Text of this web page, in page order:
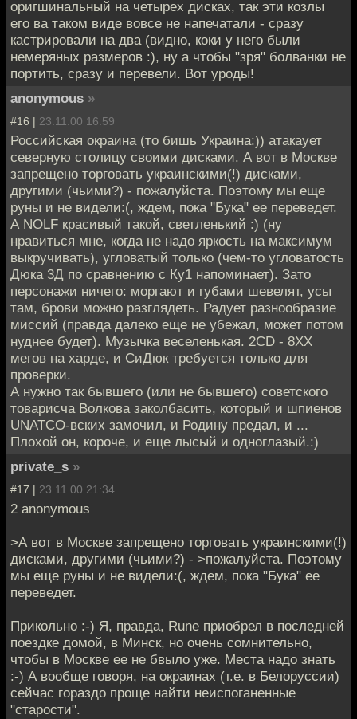
оригшинальный на четырех дисках, так эти козлы
его ва таком виде вовсе не напечатали - сразу
кастрировали на два (видно, коки у него были
немеряных размеров :), ну а чтобы "зря" болванки не
портить, сразу и перевели. Вот уроды!
anonymous »
#16 | 23.11.00 16:59
Российская окраина (то бишь Украина:)) атакаует
северную столицу своими дисками. А вот в Москве
запрещено торговать украинскими(!) дисками,
другими (чьими?) - пожалуйста. Поэтому мы еще
руны и не видели:(, ждем, пока "Бука" ее переведет.
А NOLF красивый такой, светленький :) (ну
нравиться мне, когда не надо яркость на максимум
выкручивать), угловатый только (чем-то угловатость
Дюка 3Д по сравнению с Ку1 напоминает). Зато
персонажи ничего: моргают и губами шевелят, усы
там, брови можно разглядеть. Радует разнообразие
миссий (правда далеко еще не убежал, может потом
нуднее будет). Музычка веселенькая. 2CD - 8XX
мегов на харде, и СиДюк требуется только для
проверки.
А нужно так бывшего (или не бывшего) советского
товарисча Волкова заколбасить, который и шпиенов
UNATCO-вских замочил, и Родину предал, и ...
Плохой он, короче, и еще лысый и одноглазый.:)
private_s »
#17 | 23.11.00 21:34
2 anonymous
>А вот в Москве запрещено торговать украинскими(!)
дисками, другими (чьими?) - >пожалуйста. Поэтому
мы еще руны и не видели:(, ждем, пока "Бука" ее
переведет.
Прикольно :-) Я, правда, Rune приобрел в последней
поездке домой, в Минск, но очень сомнительно,
чтобы в Москве ее не бвыло уже. Места надо знать
:-) А вообще говоря, на окраинах (т.е. в Белоруссии)
сейчас гораздо проще найти неиспоганенные
"старости".